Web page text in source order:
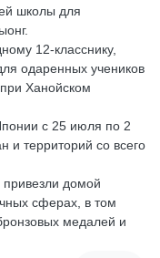
школы для
12-класснику,
одаренных учеников
Ханойском
с 25 июля по 2
и территорий со всего
привезли домой
сферах, в том
медалей и